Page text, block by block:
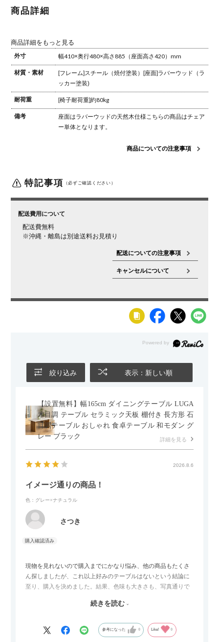
商品詳細
商品詳細をもっと見る
外寸
幅410×奥行480×高さ885（座面高さ420）mm
材質・素材 [フレーム]スチール（焼付塗装） [座面]ラバーウッド（ラ
ッカー塗装)
耐荷重 [椅子耐荷重]約80kg
備考 座面はラバーウッドの天然木仕様こちらの商品はチェア
ー単体となります。
商品についての注意事項
特記事項 （必ずご確認ください）
配送費用について
配送費無料
※沖縄・離島は別途送料お見積り
配送についての注意事項
キャンセルについて
絞り込み 表示：新しい順
【設置無料】幅165cm ダイニングテーブル LUGA
木目調 テーブル セラミック天板 棚付き 長方形 石
目調テーブル おしゃれ 食卓テーブル 和モダン グ
レー ブラック
詳細を見る
2026.8.6
イメージ通りの商品！
色：グレー×ナチュラル
さつき
現物を見れないので購入までにかなり悩み、他の商品もたくさ
ん探しましたが、これ以上好みのテーブルはないという結論に
至り、購入を決めました。結果、色味も大きさも、写真通りで
セラミック天板が思った以上に滑りが良く、汚れも拭きやすい
はいけないかもしれません。天板が冷たいので冬にどうなるの
かなというのも気になります。
続きを読む
参考になった 0 Like! 0